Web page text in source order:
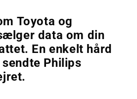
Toyota og
data om din
En enkelt hård
Philips